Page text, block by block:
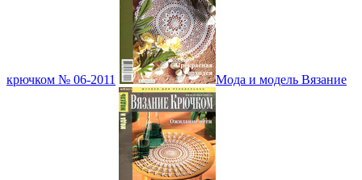
крючком № 06-2011 Мода и модель Вязание